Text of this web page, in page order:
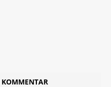
KOMMENTAR